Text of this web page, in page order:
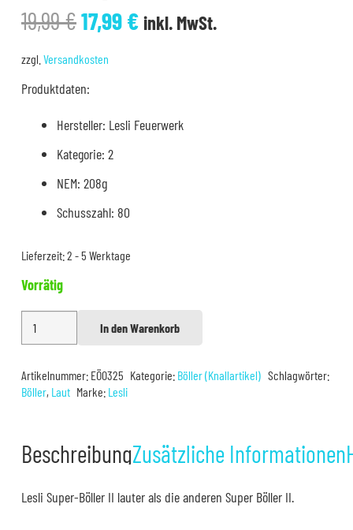
19,99€Ursprünglicher
Preis
war:
19,99 €
17,99€Aktueller
inkl. MwSt.
zzgl. Versandkosten
Produktdaten:
Hersteller: Lesli Feuerwerk
Kategorie: 2
NEM: 208g
Schusszahl: 80
Lieferzeit:2 - 5 Werktage
Vorrätig
Lesli
Super
II
In den Warenkorb
Alternative:
Artikelnummer: EÖ0325 Kategorie: Böller (Knallartikel) Schlagwörter:
Böller, Laut Marke: Lesli
BeschreibungZusätzliche Informationen
Lesli Super-Böller II lauter als die anderen Super Böller II.